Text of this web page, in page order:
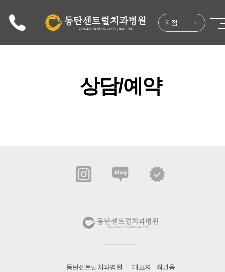
지점
상담/예약
동탄센트럴치과병원 대표자
최권용